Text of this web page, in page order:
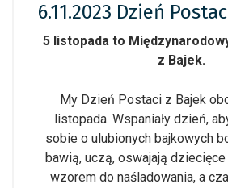
6.11.2023 Dzień
5 listopada to
z Bajek.
My Dzień Postaci z Bajek
listopada. Wspaniały dzień,
sobie o ulubionych bajkowych
bawią, uczą, oswajają
wzorem do naśladowania, a